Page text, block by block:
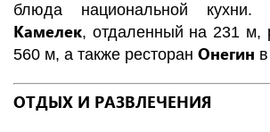
блюда национальной кухни.
Камелек, отдаленный на 231 м,
560 м, а также ресторан Онегин
ОТДЫХ И РАЗВЛЕЧЕНИЯ